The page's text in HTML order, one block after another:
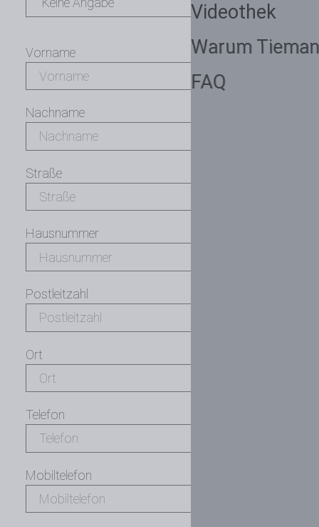
Videothek
Warum
FAQ
Vorname
Nachname
Straße
Hausnummer
Postleitzahl
Ort
Telefon
Mobiltelefon